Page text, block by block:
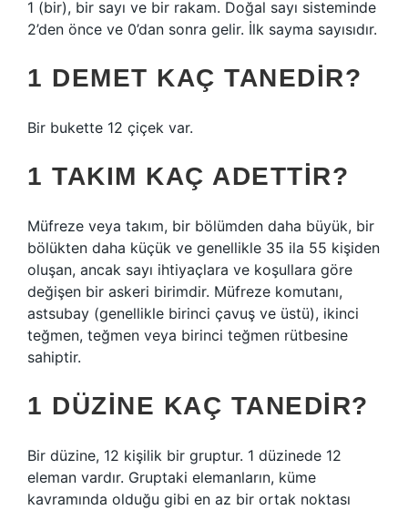
1 (bir), bir sayı ve bir rakam. Doğal sayı sisteminde
2’den önce ve 0’dan sonra gelir. İlk sayma sayısıdır.
1 DEMET KAÇ TANEDIR?
Bir bukette 12 çiçek var.
1 TAKIM KAÇ ADETTIR?
Müfreze veya takım, bir bölümden daha büyük, bir
bölükten daha küçük ve genellikle 35 ila 55 kişiden
oluşan, ancak sayı ihtiyaçlara ve koşullara göre
değişen bir askeri birimdir. Müfreze komutanı,
astsubay (genellikle birinci çavuş ve üstü), ikinci
teğmen, teğmen veya birinci teğmen rütbesine
sahiptir.
1 DÜZINE KAÇ TANEDIR?
Bir düzine, 12 kişilik bir gruptur. 1 düzinede 12
eleman vardır. Gruptaki elemanların, küme
kavramında olduğu gibi en az bir ortak noktası